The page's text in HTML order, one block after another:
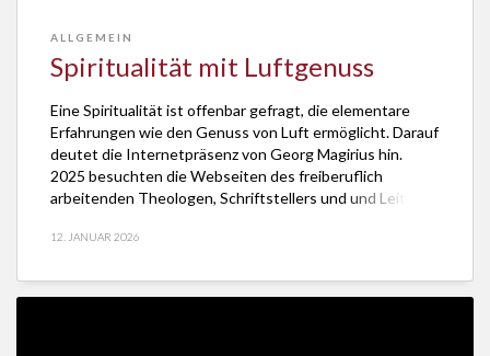
ALLGEMEIN
Spiritualität mit Luftgenuss
Eine Spiritualität ist offenbar gefragt, die elementare
Erfahrungen wie den Genuss von Luft ermöglicht. Darauf
deutet die Internetpräsenz von Georg Magirius hin.
2025 besuchten die Webseiten des freiberuflich
arbeitenden Theologen, Schriftstellers und und Leiters
fast doppelt so viele wie im Jahr zuvor. Es waren
Internetpräsenz […]
12. JANUAR 2026